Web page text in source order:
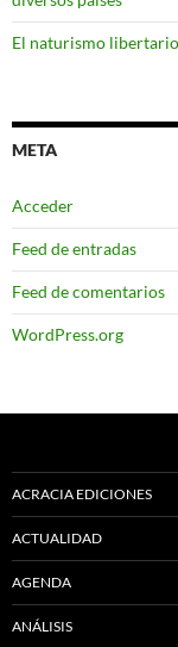
El naturismo
META
Acceder
Feed de entradas
Feed de comentarios
WordPress.org
ACRACIA EDICIONES
ACTUALIDAD
AGENDA
ANÁLISIS